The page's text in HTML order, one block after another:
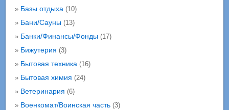
» Базы отдыха(10)
» Бани/Сауны(13)
» Банки/Финансы/Фонды(17)
» Бижутерия (3)
» Бытовая техника(16)
» Бытовая химия (24)
» Ветеринария (6)
» Военкомат/Воинская часть(3)